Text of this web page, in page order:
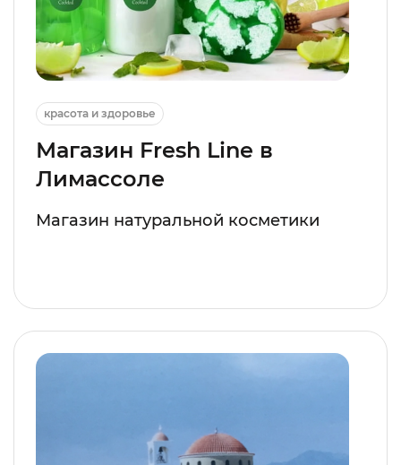
красота и здоровье
Магазин Fresh Line в
Лимассоле
Магазин натуральной косметики